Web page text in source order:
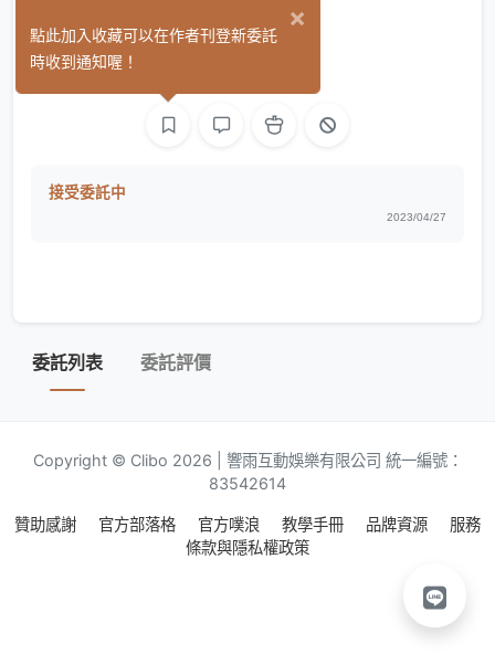
緋雪寶
接受委託中
2023/04/27
委託列表 委託評價
Copyright © Clibo 2026 | 響雨互動娛樂有限公司 統一編號：
83542614
贊助感謝 官方部落格 官方噗浪 教學手冊 品牌資源
服務
條款與隱私權政策
×
點此加入收藏可以在作者刊登新委託
時收到通知喔！